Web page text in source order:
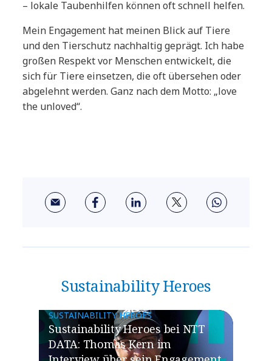
– lokale Taubenhilfen können oft schnell helfen.
Mein Engagement hat meinen Blick auf Tiere
und den Tierschutz nachhaltig geprägt. Ich habe
großen Respekt vor Menschen entwickelt, die
sich für Tiere einsetzen, die oft übersehen oder
abgelehnt werden. Ganz nach dem Motto: „love
the unloved“.
Sustainability Heroes
SUSTAINABILITY HEROES
Sustainability Heroes bei NTT
DATA: Thomas Kern im